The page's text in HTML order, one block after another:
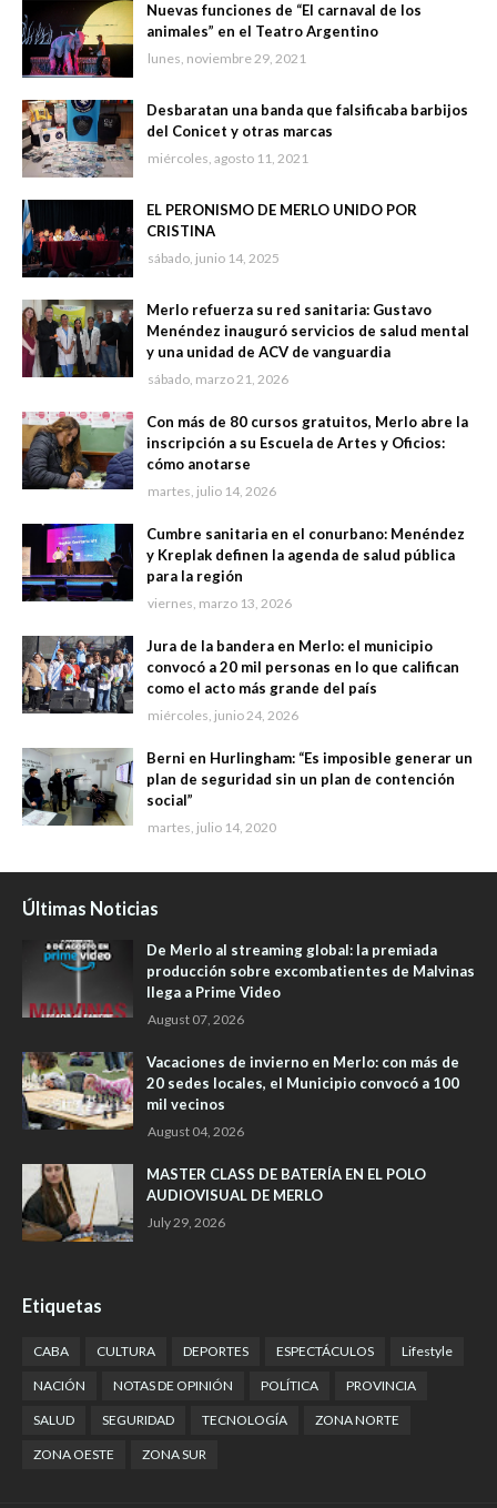
Nuevas funciones de “El carnaval de los
animales” en el Teatro Argentino
lunes, noviembre 29, 2021
Desbaratan una banda que falsificaba barbijos
del Conicet y otras marcas
miércoles, agosto 11, 2021
EL PERONISMO DE MERLO UNIDO POR
CRISTINA
sábado, junio 14, 2025
Merlo refuerza su red sanitaria: Gustavo
Menéndez inauguró servicios de salud mental
y una unidad de ACV de vanguardia
sábado, marzo 21, 2026
Con más de 80 cursos gratuitos, Merlo abre la
inscripción a su Escuela de Artes y Oficios:
cómo anotarse
martes, julio 14, 2026
Cumbre sanitaria en el conurbano: Menéndez
y Kreplak definen la agenda de salud pública
para la región
viernes, marzo 13, 2026
Jura de la bandera en Merlo: el municipio
convocó a 20 mil personas en lo que califican
como el acto más grande del país
miércoles, junio 24, 2026
Berni en Hurlingham: “Es imposible generar un
plan de seguridad sin un plan de contención
social”
martes, julio 14, 2020
Últimas Noticias
De Merlo al streaming global: la premiada
producción sobre excombatientes de Malvinas
llega a Prime Video
August 07, 2026
Vacaciones de invierno en Merlo: con más de
20 sedes locales, el Municipio convocó a 100
mil vecinos
August 04, 2026
MASTER CLASS DE BATERÍA EN EL POLO
AUDIOVISUAL DE MERLO
July 29, 2026
Etiquetas
CABA CULTURA DEPORTES ESPECTÁCULOS Lifestyle
NACIÓN NOTAS DE OPINIÓN POLÍTICA PROVINCIA
SALUD SEGURIDAD TECNOLOGÍA ZONA NORTE
ZONA OESTE ZONA SUR